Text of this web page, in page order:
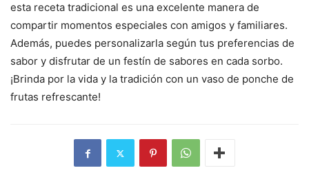
esta receta tradicional es una excelente manera de
compartir momentos especiales con amigos y familiares.
Además, puedes personalizarla según tus preferencias de
sabor y disfrutar de un festín de sabores en cada sorbo.
¡Brinda por la vida y la tradición con un vaso de ponche de
frutas refrescante!